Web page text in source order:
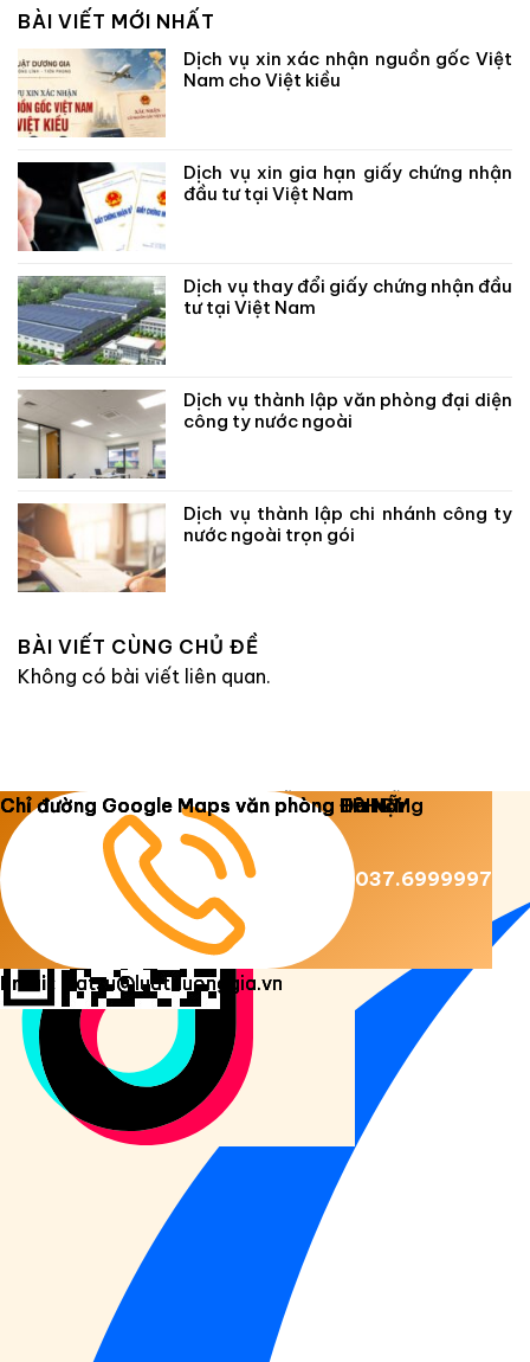
BÀI VIẾT MỚI NHẤT
Dịch vụ xin xác nhận nguồn gốc Việt
Nam cho Việt kiều
Dịch vụ xin gia hạn giấy chứng nhận
đầu tư tại Việt Nam
Dịch vụ thay đổi giấy chứng nhận đầu
tư tại Việt Nam
Dịch vụ thành lập văn phòng đại diện
công ty nước ngoài
Dịch vụ thành lập chi nhánh công ty
nước ngoài trọn gói
BÀI VIẾT CÙNG CHỦ ĐỀ
Không có bài viết liên quan.
Copyright 2026 © Luật Dương Gia